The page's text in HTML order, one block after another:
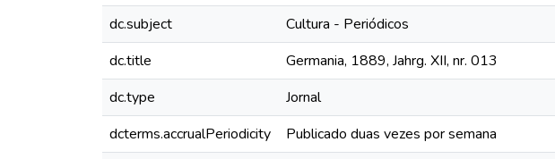
dc.subject
Cultura - Periódicos
dc.title
Germania, 1889, Jahrg. XII, nr. 013
dc.type
Jornal
dcterms.accrualPeriodicity
Publicado duas vezes por semana